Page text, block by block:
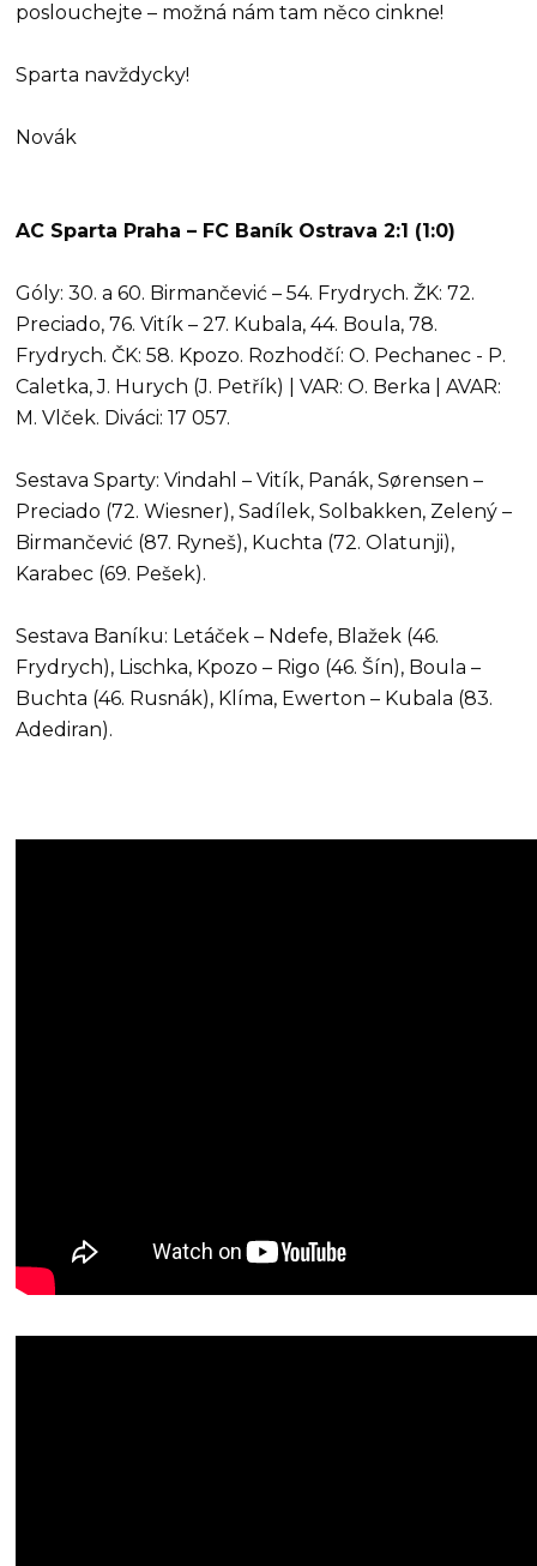
poslouchejte – možná nám tam něco cinkne!
Sparta navždycky!
Novák
AC Sparta Praha – FC Baník Ostrava 2:1 (1:0)
Góly: 30. a 60. Birmančević – 54. Frydrych. ŽK: 72.
Preciado, 76. Vitík – 27. Kubala, 44. Boula, 78.
Frydrych. ČK: 58. Kpozo. Rozhodčí: O. Pechanec - P.
Caletka, J. Hurych (J. Petřík) | VAR: O. Berka | AVAR:
M. Vlček. Diváci: 17 057.
Sestava Sparty: Vindahl – Vitík, Panák, Sørensen –
Preciado (72. Wiesner), Sadílek, Solbakken, Zelený –
Birmančević (87. Ryneš), Kuchta (72. Olatunji),
Karabec (69. Pešek).
Sestava Baníku: Letáček – Ndefe, Blažek (46.
Frydrych), Lischka, Kpozo – Rigo (46. Šín), Boula –
Buchta (46. Rusnák), Klíma, Ewerton – Kubala (83.
Adediran).